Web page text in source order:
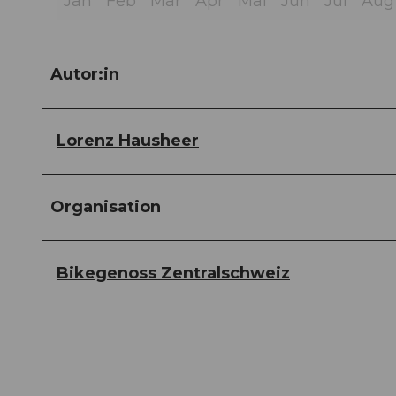
Autor:in
Lorenz Hausheer
Organisation
Bikegenoss Zentralschweiz